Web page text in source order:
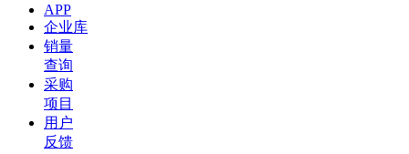
APP
企业库
销量
查询
采购
项目
用户
反馈